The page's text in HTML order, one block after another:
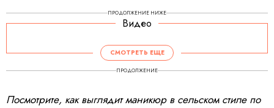
ПРОДОЛЖЕНИЕ НИЖЕ
Видео
СМОТРЕТЬ ЕЩЕ
ПРОДОЛЖЕНИЕ
Посмотрите, как выглядит маникюр в сельском стиле по